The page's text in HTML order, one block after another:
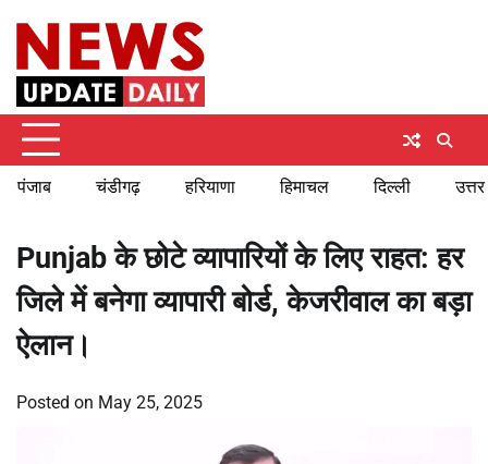
content
पंजाब चंडीगढ़ हरियाणा हिमाचल दिल्ली
Punjab के छोटे व्यापारियों के लिए राहत: हर
जिले में बनेगा व्यापारी बोर्ड, केजरीवाल का बड़ा
ऐलान।
Posted on May 25, 2025